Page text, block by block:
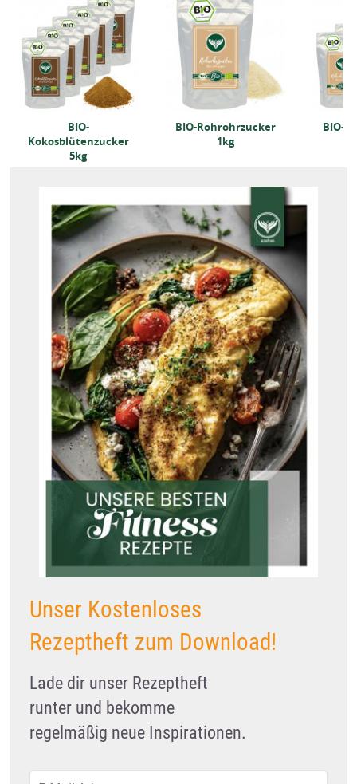
BIO-
Kokosblütenzucker
5kg
BIO-Rohrohrzucker
1kg
BIO-
Unser Kostenloses
Rezeptheft zum Download!
Lade dir unser Rezeptheft
runter und bekomme
regelmäßig neue Inspirationen.